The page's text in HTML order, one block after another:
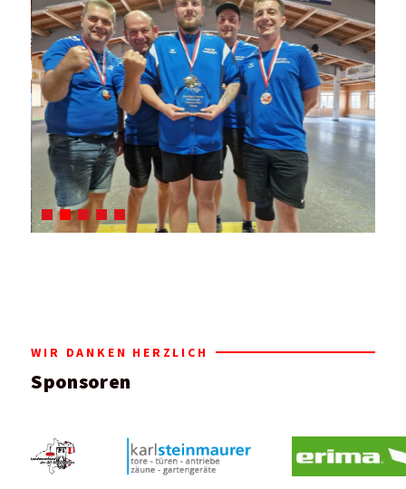
WIR DANKEN HERZLICH
Sponsoren